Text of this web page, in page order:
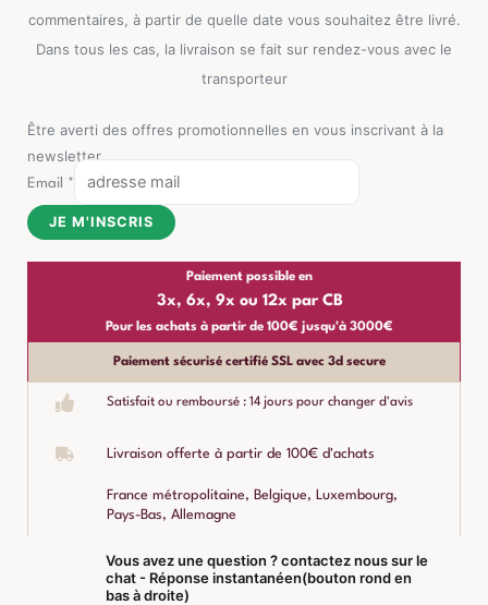
commentaires, à partir de quelle date vous souhaitez être livré.
Dans tous les cas, la livraison se fait sur rendez-vous avec le
transporteur
Être averti des offres promotionnelles en vous inscrivant à la
newsletter
Email *
JE M'INSCRIS
Paiement possible en
3x, 6x, 9x ou 12x par CB
Pour les achats à partir de 100€ jusqu'à 3000€
Paiement sécurisé certifié SSL avec 3d secure
Satisfait ou remboursé : 14 jours pour changer d'avis
Livraison offerte à partir de 100€ d'achats
France métropolitaine, Belgique, Luxembourg,
Pays-Bas, Allemagne
Vous avez une question ? contactez nous sur le
chat - Réponse instantanéen(bouton rond en
bas à droite)